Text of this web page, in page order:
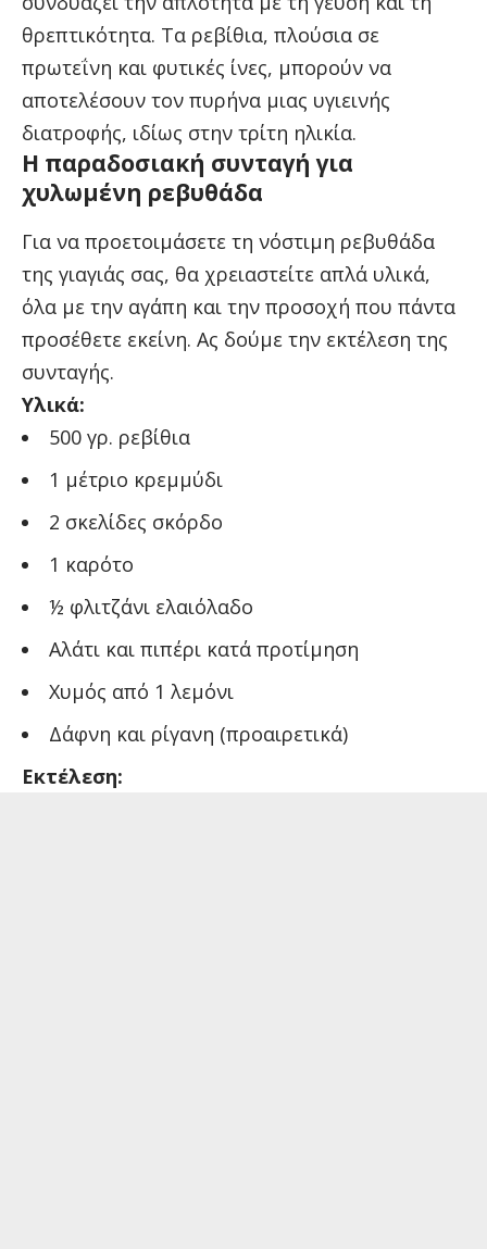
θρεπτικότητα. Τα ρεβίθια, πλούσια σε
πρωτεΐνη και φυτικές ίνες, μπορούν να
αποτελέσουν τον πυρήνα μιας υγιεινής
διατροφής, ιδίως στην τρίτη ηλικία.
Η παραδοσιακή συνταγή για
χυλωμένη ρεβυθάδα
Για να προετοιμάσετε τη νόστιμη ρεβυθάδα
της γιαγιάς σας, θα χρειαστείτε απλά υλικά,
όλα με την αγάπη και την προσοχή που πάντα
προσέθετε εκείνη. Ας δούμε την εκτέλεση της
συνταγής.
Υλικά:
500 γρ. ρεβίθια
1 μέτριο κρεμμύδι
2 σκελίδες σκόρδο
1 καρότο
½ φλιτζάνι ελαιόλαδο
Αλάτι και πιπέρι κατά προτίμηση
Χυμός από 1 λεμόνι
Δάφνη και ρίγανη (προαιρετικά)
Εκτέλεση: